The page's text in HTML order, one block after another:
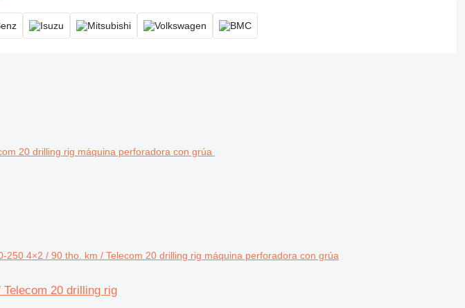
250 4×2 / 90 tho. km / Telecom 20 drilling rig máquina perforadora con grúa
20 drilling rig